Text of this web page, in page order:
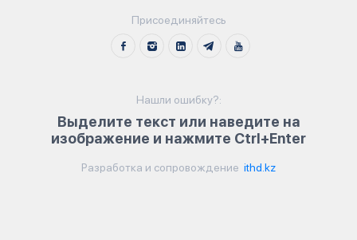
Присоединяйтесь
Нашли ошибку?:
Выделите текст или наведите на
изображение и нажмите Ctrl+Enter
Разработка и сопровождение ithd.kz